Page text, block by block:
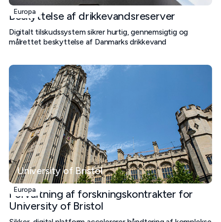
Europa
Beskyttelse af drikkevandsreserver
Digitalt tilskudssystem sikrer hurtig, gennemsigtig og
målrettet beskyttelse af Danmarks drikkevand
University of Bristol
Europa
Forvaltning af forskningskontrakter for
University of Bristol